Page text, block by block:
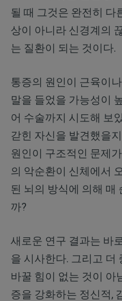
될 때 그것은 완전히 다
상이 아니라 신경계의
는 질환이 되는 것이다.
통증의 원인이 근육이
말을 들었을 가능성이
어 수술까지 시도해 보
갇힌 자신을 발견했을
원인이 구조적인 문제
의 악순환이 신체에서
된 뇌의 방식에 의해 매
까?
새로운 연구 결과는 바
을 시사한다. 그리고 더
바꿀 힘이 없는 것이 아
증을 강화하는 정신적,